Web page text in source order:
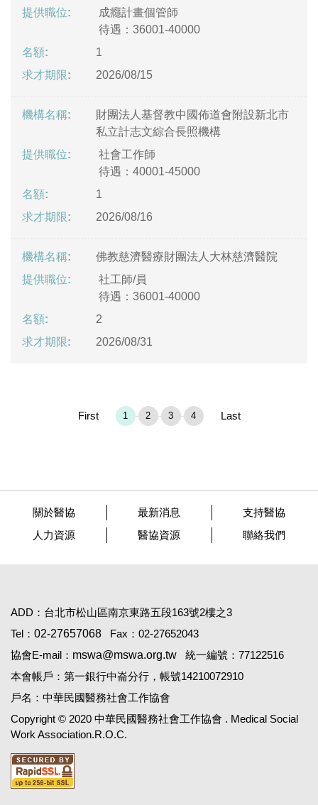
成癮計畫個管師
待遇：36001-40000
1
2026/08/15
財團法人基督教中國佈道會附設新北市
私立計志文綜合長照機構
社會工作師
待遇：40001-45000
1
2026/08/16
佛教慈濟醫療財團法人大林慈濟醫院
社工師/員
待遇：36001-40000
2
2026/08/31
First 1 2 3 4 Last
關於醫協 最新消息
支持醫協
人力資源
醫協資源 聯絡我們
ADD：台北市松山區南京東路五段163號2樓之3
Tel： 02-27657068
Fax：02-27652043
協會E-mail： mswa@mswa.org.tw
統一編號：77122516
本會帳戶：第一銀行中崙分行，帳號14210072910
戶名：中華民國醫務社會工作協會
Copyright © 2020 中華民國醫務社會工作協會 . Medical Social
Work Association.R.O.C.